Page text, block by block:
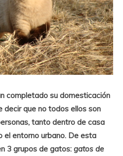
completado su domesticación
decir que no todos ellos son
tanto dentro de casa
el entorno urbano. De esta
3 grupos de gatos: gatos de